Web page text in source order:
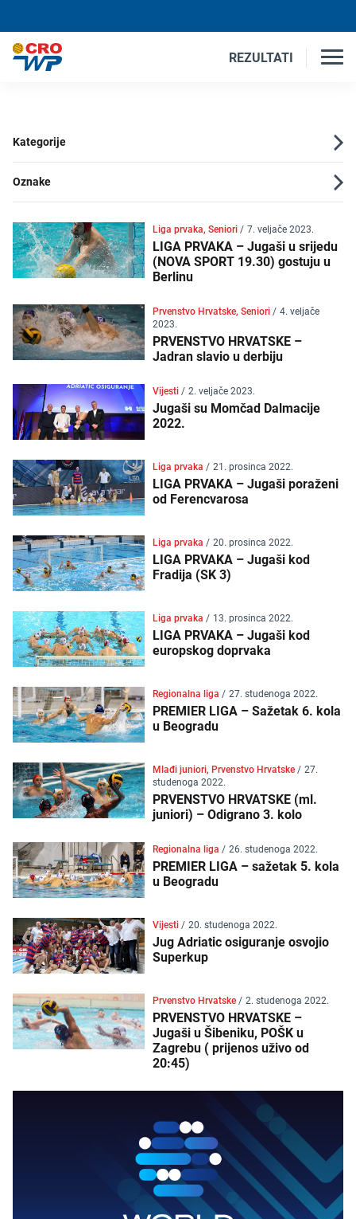
REZULTATI
Kategorije
Oznake
Liga prvaka, Seniori/ 7. veljače 2023.
LIGA PRVAKA – Jugaši u srijedu
(NOVA SPORT 19.30) gostuju u
Berlinu
Prvenstvo Hrvatske, Seniori/ 4. veljače
2023.
PRVENSTVO HRVATSKE –
Jadran slavio u derbiju
Vijesti/ 2. veljače 2023.
Jugaši su Momčad Dalmacije
2022.
Liga prvaka/ 21. prosinca 2022.
LIGA PRVAKA – Jugaši poraženi
od Ferencvarosa
Liga prvaka/ 20. prosinca 2022.
LIGA PRVAKA – Jugaši kod
Fradija (SK 3)
Liga prvaka/ 13. prosinca 2022.
LIGA PRVAKA – Jugaši kod
europskog doprvaka
Regionalna liga/ 27. studenoga 2022.
PREMIER LIGA – Sažetak 6. kola
u Beogradu
Mlađi juniori, Prvenstvo Hrvatske/ 27.
studenoga 2022.
PRVENSTVO HRVATSKE (ml.
juniori) – Odigrano 3. kolo
Regionalna liga/ 26. studenoga 2022.
PREMIER LIGA – sažetak 5. kola
u Beogradu
Vijesti/ 20. studenoga 2022.
Jug Adriatic osiguranje osvojio
Superkup
Prvenstvo Hrvatske/ 2. studenoga 2022.
PRVENSTVO HRVATSKE –
Jugaši u Šibeniku, POŠK u
Zagrebu ( prijenos uživo od
20:45)